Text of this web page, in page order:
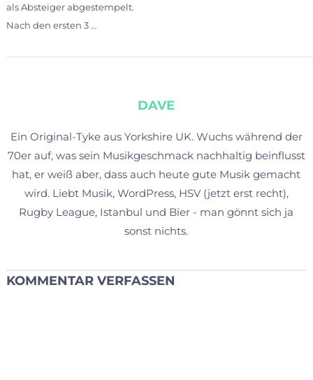
als Absteiger abgestempelt.
Nach den ersten 3 …
DAVE
Ein Original-Tyke aus Yorkshire UK. Wuchs während der
70er auf, was sein Musikgeschmack nachhaltig beinflusst
hat, er weiß aber, dass auch heute gute Musik gemacht
wird. Liebt Musik, WordPress, HSV (jetzt erst recht),
Rugby League, Istanbul und Bier - man gönnt sich ja
sonst nichts.
KOMMENTAR VERFASSEN